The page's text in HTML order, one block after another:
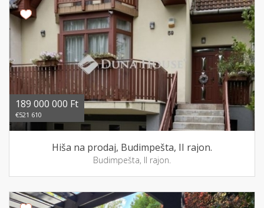
189 000 000 Ft
€521 610
Hiša na prodaj, Budimpešta, II rajon.
Budimpešta, II rajon.